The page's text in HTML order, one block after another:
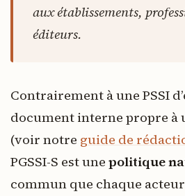
aux établissements,
éditeurs.
Contrairement à une PSSI
document interne propre à
(voir notre guide de
PGSSI-S est une politique
commun que chaque